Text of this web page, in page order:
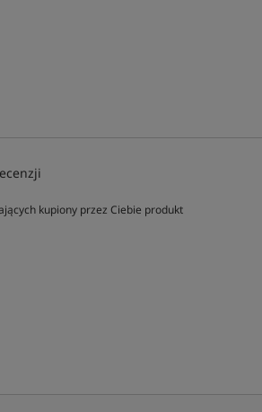
kupiony przez Ciebie produkt